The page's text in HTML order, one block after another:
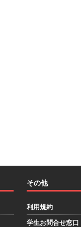
その他
利用規約
学生お問合せ窓口